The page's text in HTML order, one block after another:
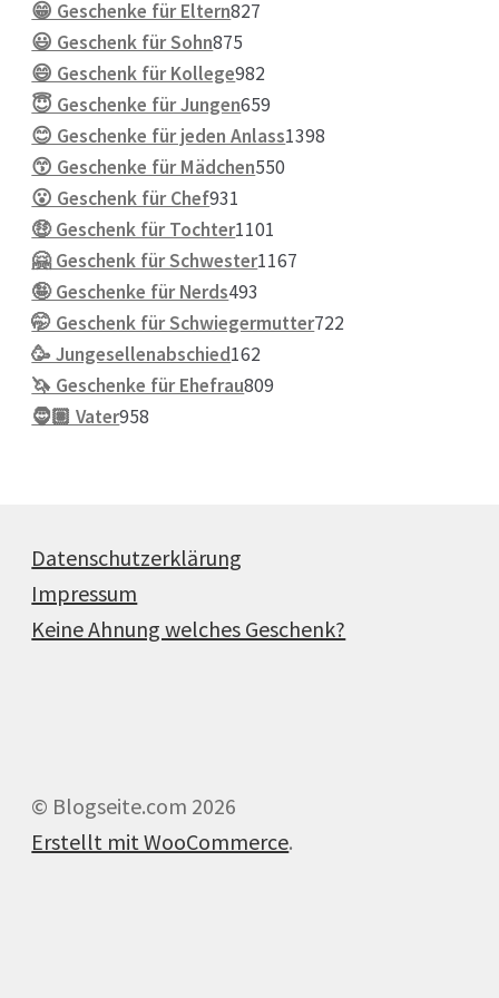
Produkte
😁 Geschenke für Eltern827
😃 Geschenk für Sohn875
Produkte
😄 Geschenk für Kollege982
Produkte
😇 Geschenke für Jungen659
Produkte
😊 Geschenke für jeden Anlass1398
😙 Geschenke für Mädchen550
😮 Geschenk für Chef931
Produkte
🤑 Geschenk für Tochter1101
Produkte
🤗 Geschenk für Schwester1167
🤪 Geschenke für Nerds493
Produkte
🤭 Geschenk für Schwiegermutter722
🥳 Jungesellenabschied162
Produkte
🦄 Geschenke für Ehefrau809
🧔🏽 Vater958
Datenschutzerklärung
Impressum
Keine Ahnung welches Geschenk?
© Blogseite.com 2026
Erstellt mit WooCommerce.